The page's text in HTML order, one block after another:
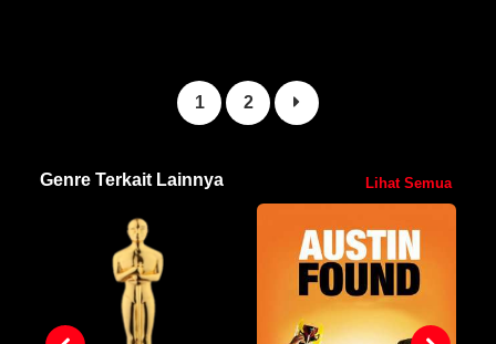
1 2
Genre Terkait Lainnya Lihat Semua